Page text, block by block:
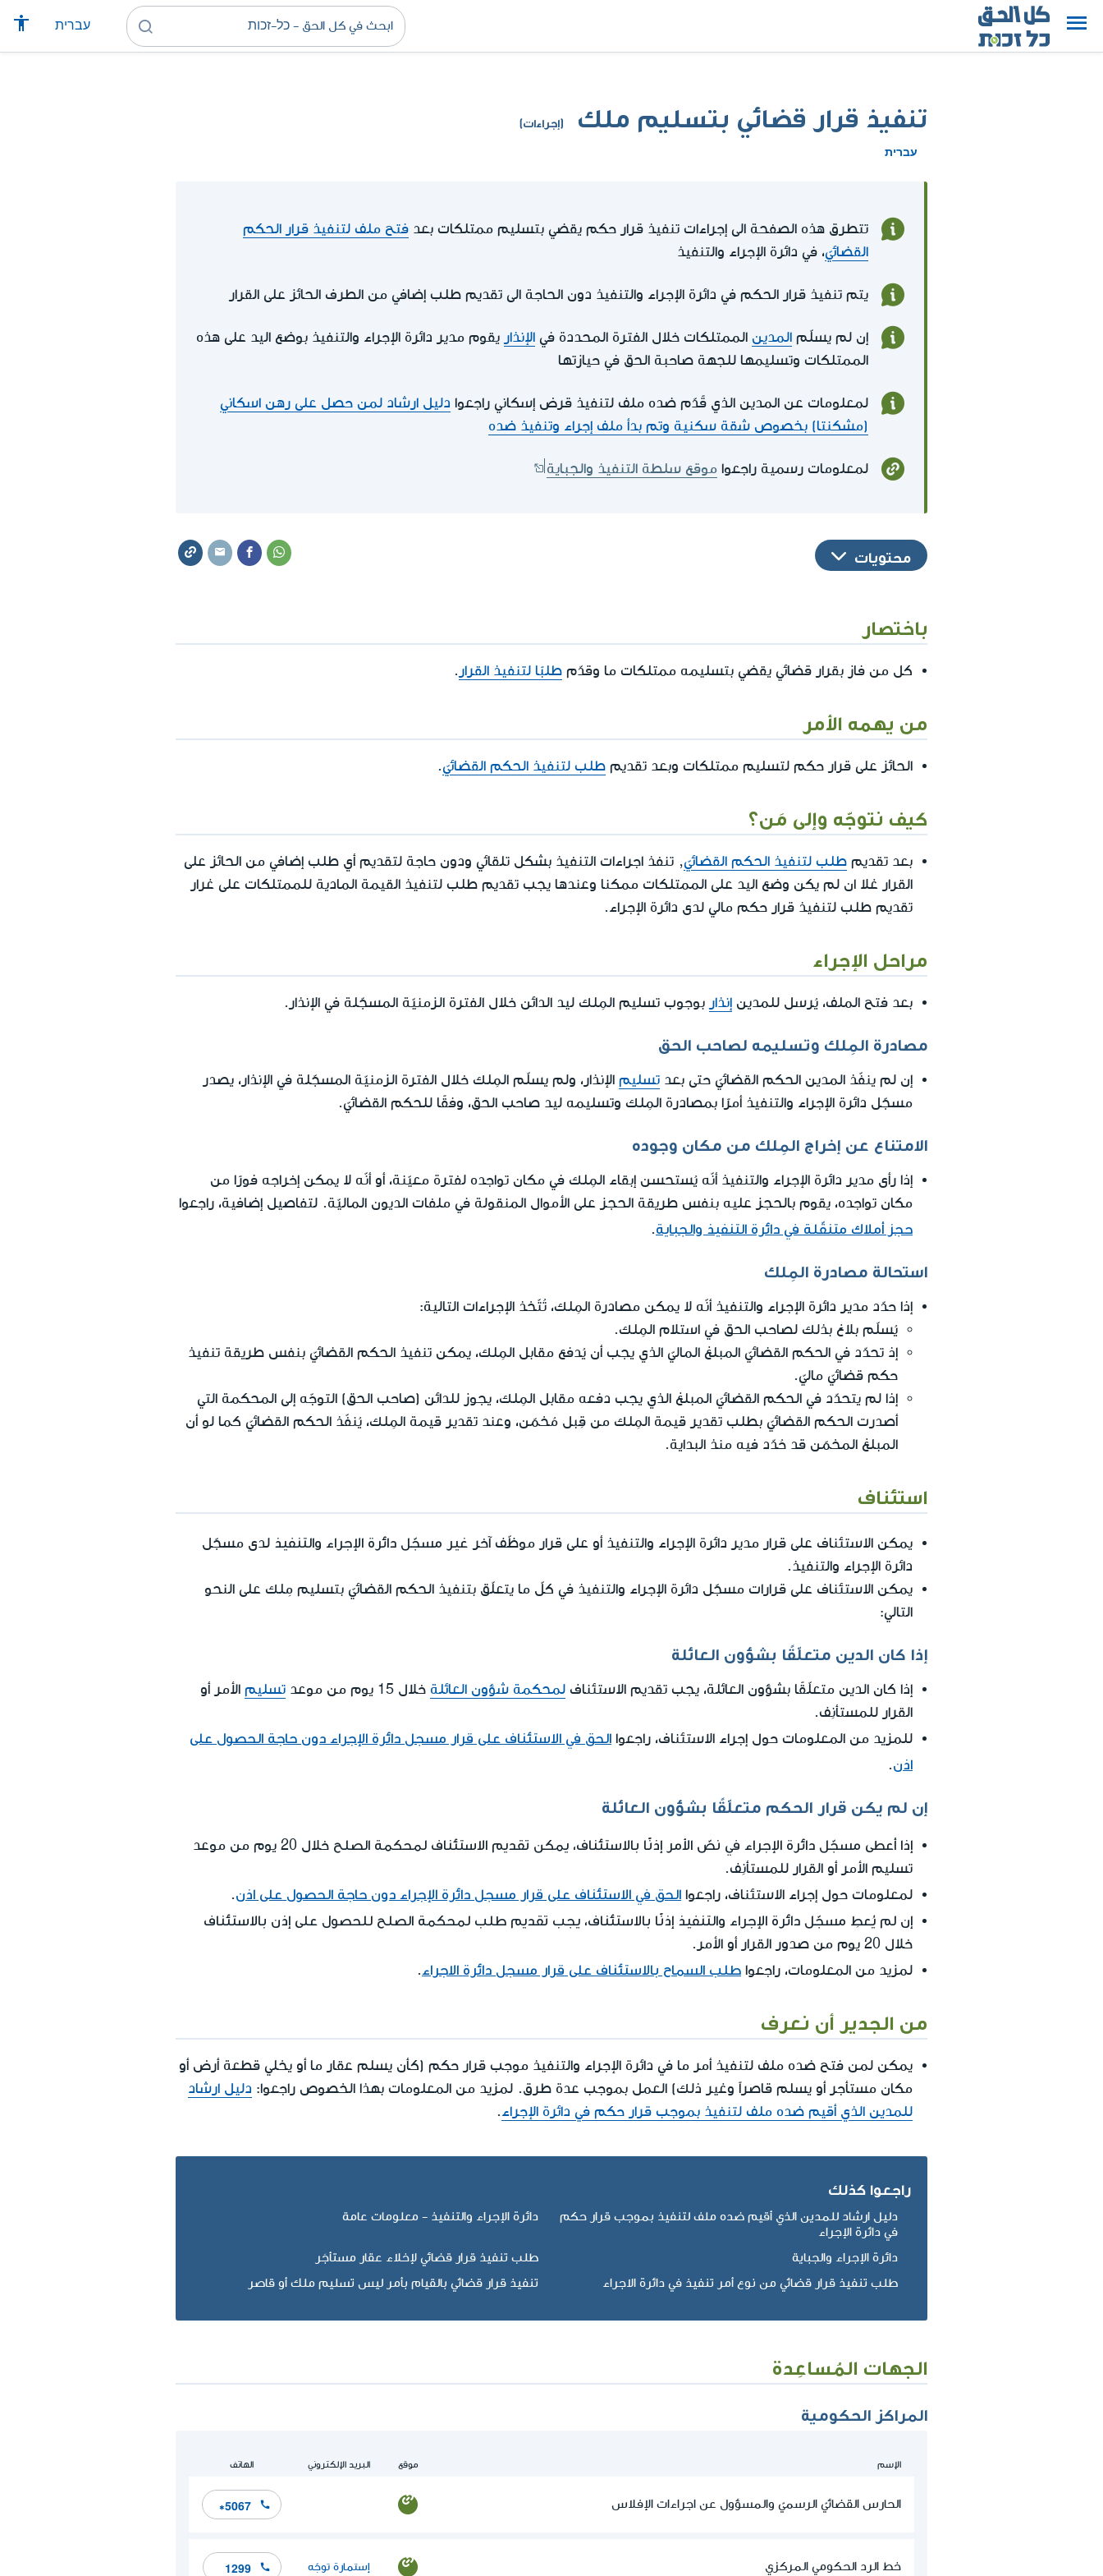
עברית
تنفيذ قرار قضائي بتسليم ملك (إجراءات)
עברית
تتطرق هذه الصفحة الى إجراءات تنفيذ قرار حكم يقضي بتسليم ممتلكات بعد فتح ملف لتنفيذ قرار الحكم
القضائيّ، في دائرة الإجراء والتنفيذ
يتم تنفيذ قرار الحكم في دائرة الإجراء والتنفيذ دون الحاجة الى تقديم طلب إضافي من الطرف الحائز على القرار
إن لم يسلّم المدين الممتلكات خلال الفترة المحددة في الإنذار يقوم مدير دائرة الإجراء والتنفيذ بوضع اليد على هذه
الممتلكات وتسليمها للجهة صاحبة الحق في حيازتها
لمعلومات عن المدين الذي قًدّم ضده ملف لتنفيذ قرض إسكاني راجعوا دليل ارشاد لمن حصل على رهن اسكاني
(مشكنتا) بخصوص شقة سكنية وتم بدأ ملف إجراء وتنفيذ ضده
لمعلومات رسمية راجعوا موقع سلطة التنفيذ والجباية
محتويات
باختصار
كل من فاز بقرار قضائي يقضي بتسليمه ممتلكات ما وقدّم طلبًا لتنفيذ القرار .
من يهمه الأمر
الحائز على قرار حكم لتسليم ممتلكات وبعد تقديم طلب لتنفيذ الحكم القضائيّ.
كيف نتوجّه وإلى مَن؟
بعد تقديم طلب لتنفيذ الحكم القضائيّ, تنفذ اجراءات التنفيذ بشكل تلقائي ودون حاجة لتقديم أي طلب إضافي من الحائز على
القرار غلا ان لم يكن وضع اليد على الممتلكات ممكنا وعندها يجب تقديم طلب لتنفيذ القيمة المادية للممتلكات على غرار
تقديم طلب لتنفيذ قرار حكم مالي لدى دائرة الإجراء.
مراحل الإجراء
بعد فتح الملف، يُرسل للمدين إنذار بوجوب تسليم المِلك ليد الدائن خلال الفترة الزمنيّة المسجّلة في الإنذار.
مصادرة المِلك وتسليمه لصاحب الحق
إن لم ينفّذ المدين الحكم القضائيّ حتى بعد تسليم الإنذار، ولم يسلّم المِلك خلال الفترة الزمنيّة المسجّلة في الإنذار، يصدر
مسجّل دائرة الإجراء والتنفيذ أمرًا بمصادرة المِلك وتسليمه ليد صاحب الحق، وفقًا للحكم القضائيّ.
الامتناع عن إخراج المِلك من مكان وجوده
إذا رأى مدير دائرة الإجراء والتنفيذ أنّه يُستحسن إبقاء المِلك في مكان تواجده لفترة معيّنة، أو أنّه لا يمكن إخراجه فورًا من
مكان تواجده، يقوم بالحجز عليه بنفس طريقة الحجز على الأموال المنقولة في ملفات الديون الماليّة. لتفاصيل إضافية، راجعوا
حجز أملاك متنقّلة في دائرة التنفيذ والجباية.
استحالة مصادرة المِلك
إذا حدّد مدير دائرة الإجراء والتنفيذ أنّه لا يمكن مصادرة المِلك، تُتّخذ الإجراءات التالية:
يُسلّم بلاغ بذلك لصاحب الحق في استلام المِلك.
إذ تحدّد في الحكم القضائيّ المبلغ الماليّ الذي يجب أن يُدفع مقابل المِلك، يمكن تنفيذ الحكم القضائيّ بنفس طريقة تنفيذ
حكم قضائيّ ماليّ.
إذا لم يتحدّد في الحكم القضائيّ المبلغ الذي يجب دفعه مقابل المِلك، يجوز للدائن (صاحب الحق) التوجّه إلى المحكمة التي
أصدرت الحكم القضائيّ بطلب تقدير قيمة المِلك من قِبل مُخمّن، وعند تقدير قيمة المِلك، يُنفّذ الحكم القضائيّ كما لو أن
المبلغ المخمّن قد حُدّد فيه منذ البداية.
استئناف
يمكن الاستئناف على قرار مدير دائرة الإجراء والتنفيذ أو على قرار موظّف آخر غير مسجّل دائرة الإجراء والتنفيذ لدى مسجّل
دائرة الإجراء والتنفيذ.
يمكن الاستئناف على قرارات مسجّل دائرة الإجراء والتنفيذ في كلّ ما يتعلّق بتنفيذ الحكم القضائيّ بتسليم مِلك على النحو
التالي:
إذا كان الدين متعلّقًا بشؤون العائلة
إذا كان الدين متعلّقًا بشؤون العائلة، يجب تقديم الاستئناف لمحكمة شؤون العائلة خلال 15 يوم من موعد تسليم الأمر أو
القرار للمستأنِف.
للمزيد من المعلومات حول إجراء الاستئناف، راجعوا الحق في الاستئناف على قرار مسجل دائرة الإجراء دون حاجة الحصول على
اذن .
إن لم يكن قرار الحكم متعلّقًا بشؤون العائلة
إذا أعطى مسجّل دائرة الإجراء في نصّ الأمر إذنًا بالاستئناف، يمكن تقديم الاستئناف لمحكمة الصلح
خلال 20 يوم من موعد
تسليم الأمر أو القرار للمستأنِف.
لمعلومات حول إجراء الاستئناف، راجعوا الحق في الاستئناف على قرار مسجل دائرة الإجراء دون حاجة الحصول على اذن .
إن لم يُعطِ مسجّل دائرة الإجراء والتنفيذ إذنًا بالاستئناف، يجب تقديم طلب لمحكمة الصلح للحصول على إذن بالاستئناف
خلال 20 يوم من صدور القرار أو الأمر.
لمزيد من المعلومات، راجعوا طلب السماح بالاستئناف على قرار مسجل دائرة الاجراء .
من الجدير أن نعرف
يمكن لمن فتح ضده ملف لتنفيذ أمر ما في دائرة الإجراء والتنفيذ موجب قرار حكم (كأن يسلم عقار ما أو يخلي قطعة أرض أو
مكان مستأجر أو يسلم قاصراً وغير ذلك) العمل بموجب عدة طرق. لمزيد من المعلومات بهذا الخصوص راجعوا: دليل ارشاد
للمدين الذي أقيم ضده ملف لتنفيذ بموجب قرار حكم في دائرة الإجراء.
راجعوا كذلك
دليل ارشاد للمدين الذي أقيم ضده ملف لتنفيذ بموجب قرار حكم
في دائرة الإجراء
دائرة الإجراء والتنفيذ - معلومات عامة
دائرة الإجراء والجباية
طلب تنفيذ قرار قضائي لإخلاء عقار مستأجَر
طلب تنفيذ قرار قضائي من نوع أمر تنفيذ في دائرة الاجراء
تنفيذ قرار قضائي بالقيام بأمر ليس تسليم ملك أو قاصر
الجهات المُساعِدة
المراكز الحكومية
الإسم موقع البريد الإلكتروني الهاتف
الحارس القضائيّ الرسميّ والمسؤول عن اجراءات الإفلاس *5067
خط الرد الحكومي المركزي إستمارة توجّه 1299